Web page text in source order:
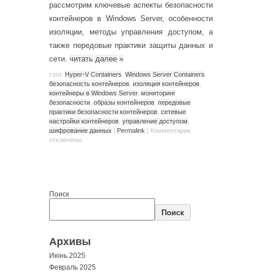
рассмотрим ключевые аспекты безопасности
контейнеров в Windows Server, особенности
изоляции, методы управления доступом, а
также передовые практики защиты данных и
сети. читать далее »
тэги: Hyper-V Containers Windows Server Containers
безопасность контейнеров изоляция контейнеров
контейнеры в Windows Server, мониторинг
безопасности образы контейнеров передовые
практики безопасности контейнеров сетевые
настройки контейнеров управление доступом
шифрование данных | Permalink | Комментарии
отключены
Поиск
Поиск
Архивы
Июнь 2025
Февраль 2025